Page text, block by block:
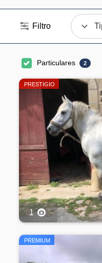
Filtro
Particulares 2
PRESTIGIO
1
PREMIUM